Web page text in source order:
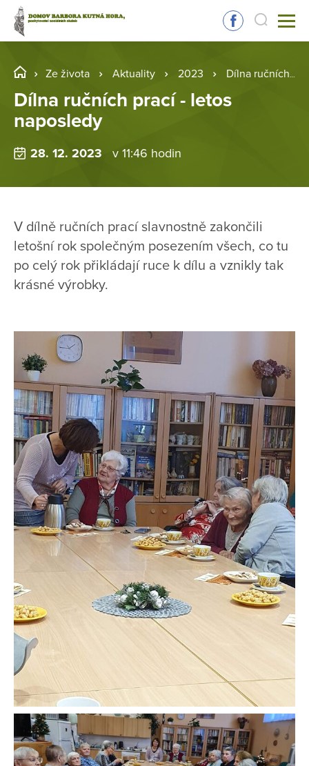
Ze života Aktuality 2023 Dílna ručních prací - letos naposledy
Dílna ručních prací - letos
naposledy
28. 12. 2023 v 11:46 hodin
V dílně ručních prací slavnostně zakončili
letošní rok společným posezením všech, co tu
po celý rok přikládají ruce k dílu a vznikly tak
krásné výrobky.